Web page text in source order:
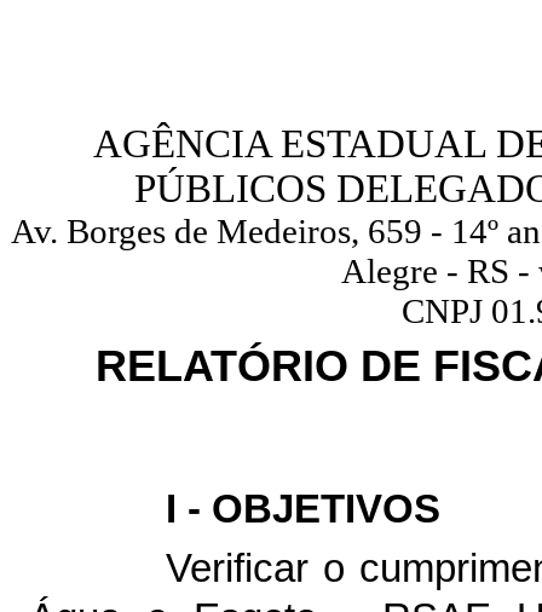
AGÊNCIA ESTADUAL
PÚBLICOS
Av. Borges de Medeiros, 659 - 14º
Alegre - RS -
CNPJ
RELATÓRIO DE
I - OBJETIVOS
Verificar o